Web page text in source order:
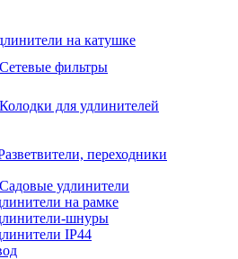
на катушке
Сетевые фильтры
Колодки для удлинителей
переходники
Садовые удлинители
на рамке
шнуры
IP44